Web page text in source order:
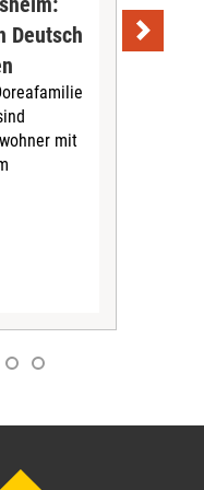
Deutsch
mit